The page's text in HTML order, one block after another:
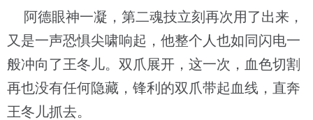
阿德眼神一凝，第二魂技立刻再次用了出来，
又是一声恐惧尖啸响起，他整个人也如同闪电一
般冲向了王冬儿。双爪展开，这一次，血色切割
再也没有任何隐藏，锋利的双爪带起血线，直奔
王冬儿抓去。